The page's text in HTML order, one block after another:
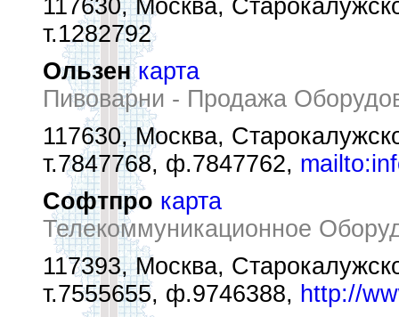
117630, Москва,
т.1282792
Ользен карта
Пивоварни - Продажа
117630, Москва,
т.7847768, ф.7847762,
Софтпро карта
Телекоммуникационное
117393, Москва,
т.7555655, ф.9746388, http://